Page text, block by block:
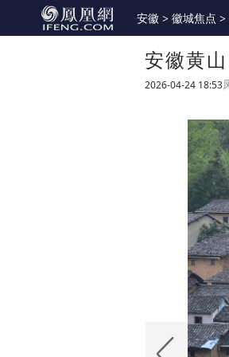
安徽 > 徽城焦点 >
安徽黄
2026-04-24 18:53